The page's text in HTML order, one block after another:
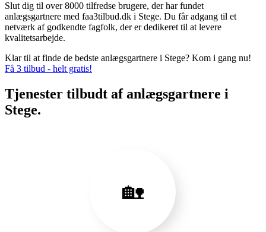
Slut dig til over 8000 tilfredse brugere, der har fundet
anlægsgartnere med faa3tilbud.dk i Stege. Du får adgang til et
netværk af godkendte fagfolk, der er dedikeret til at levere
kvalitetsarbejde.
Klar til at finde de bedste anlægsgartnere i Stege? Kom i gang nu!
Få 3 tilbud - helt gratis!
Tjenester tilbudt af anlægsgartnere i
Stege.
🏡